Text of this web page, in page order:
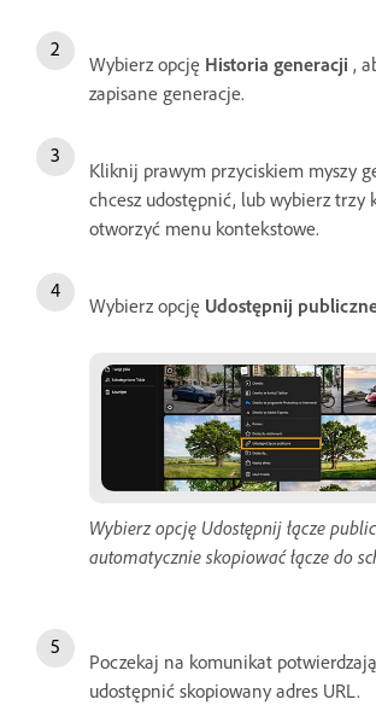
Wybierz opcję Historia generacji ,
zapisane generacje.
Kliknij prawym przyciskiem myszy
chcesz udostępnić, lub wybierz trzy
otworzyć menu kontekstowe.
Wybierz opcję Udostępnij
Wybierz opcję Udostępnij łącze
automatycznie skopiować łącze do
Poczekaj na komunikat
udostępnić skopiowany adres URL.